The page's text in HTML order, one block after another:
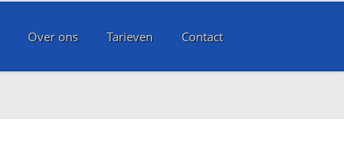
Over ons Tarieven Contact